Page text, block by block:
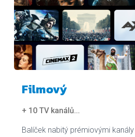
Filmový
+ 10 TV kanálů...
Balíček nabitý prémiovými